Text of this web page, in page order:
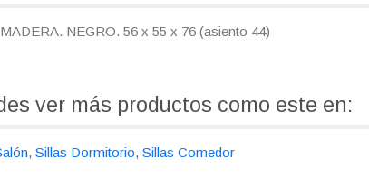
NEGRO. 56 x 55 x 76 (asiento 44)
ver más productos como este en:
Sillas Dormitorio Sillas Comedor